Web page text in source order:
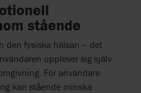
stående
den fysiska hälsan – det
upplever sig själv
För användare
kan stående minska